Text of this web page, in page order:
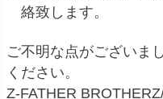
絡致します。
ご不明な点がございま
ください。
Z-FATHER